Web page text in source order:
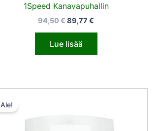
1Speed Kanavapuhallin
94,50€89,77€
Lue lisää
Ale!
332,02 €.